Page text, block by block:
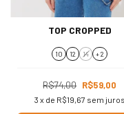
TOP CROPPED
10 12 14 + 2
R$74,00 R$59,00
3 x de R$19,67 sem juros